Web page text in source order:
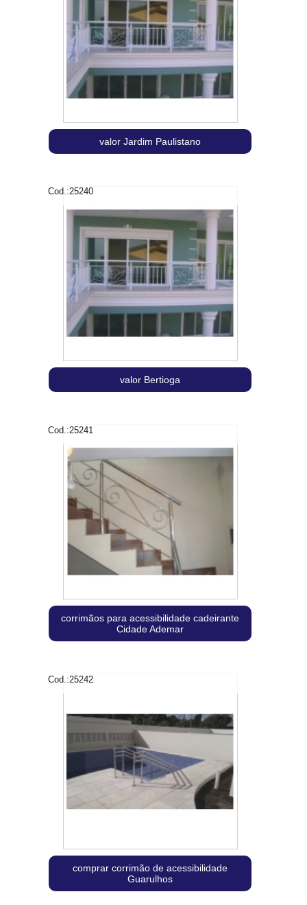
valor Jardim Paulistano
Cod.:25240
valor Bertioga
Cod.:25241
corrimãos para acessibilidade cadeirante
Cidade Ademar
Cod.:25242
comprar corrimão de acessibilidade
Guarulhos